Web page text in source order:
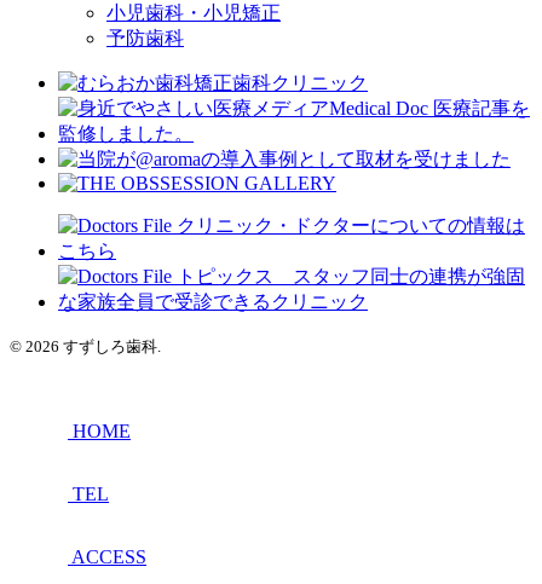
小児歯科・小児矯正
予防歯科
© 2026 すずしろ歯科.
HOME
TEL
ACCESS